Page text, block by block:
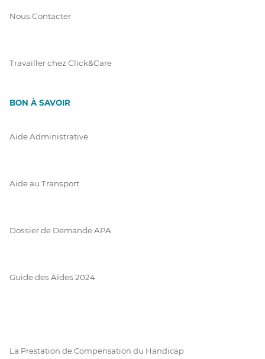
Nous Contacter
Travailler chez Click&Care
BON À SAVOIR
Aide Administrative
Aide au Transport
Dossier de Demande APA
Guide des Aides 2024
La Prestation de Compensation du Handicap